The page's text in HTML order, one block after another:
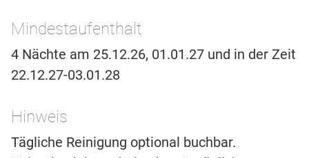
Mindestaufenthalt
4 Nächte am 25.12.26, 01.01.27 und in der Zeit
22.12.27-03.01.28
Hinweis
Tägliche Reinigung optional buchbar.